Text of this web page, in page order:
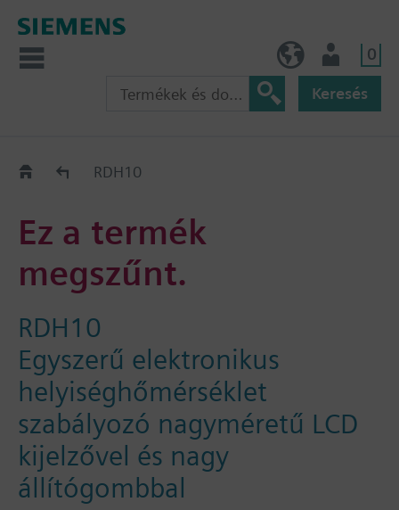
0
Keresés
Régi-Új Kiváltási segédlet
RDH10
Ez a termék
megszűnt.
RDH10
Egyszerű elektronikus
helyiséghőmérséklet
szabályozó nagyméretű LCD
kijelzővel és nagy
állítógombbal